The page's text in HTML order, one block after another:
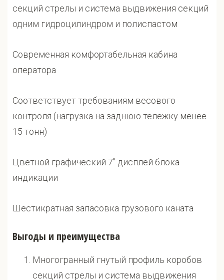
секций стрелы и система выдвижения секций
одним гидроцилиндром и полиспастом
Современная комфортабельная кабина
оператора
Соответствует требованиям весового
контроля (нагрузка на заднюю тележку менее
15 тонн)
Цветной графический 7" дисплей блока
индикации
Шестикратная запасовка грузового каната
Выгоды и преимущества
Многогранный гнутый профиль коробов
секций стрелы и система выдвижения